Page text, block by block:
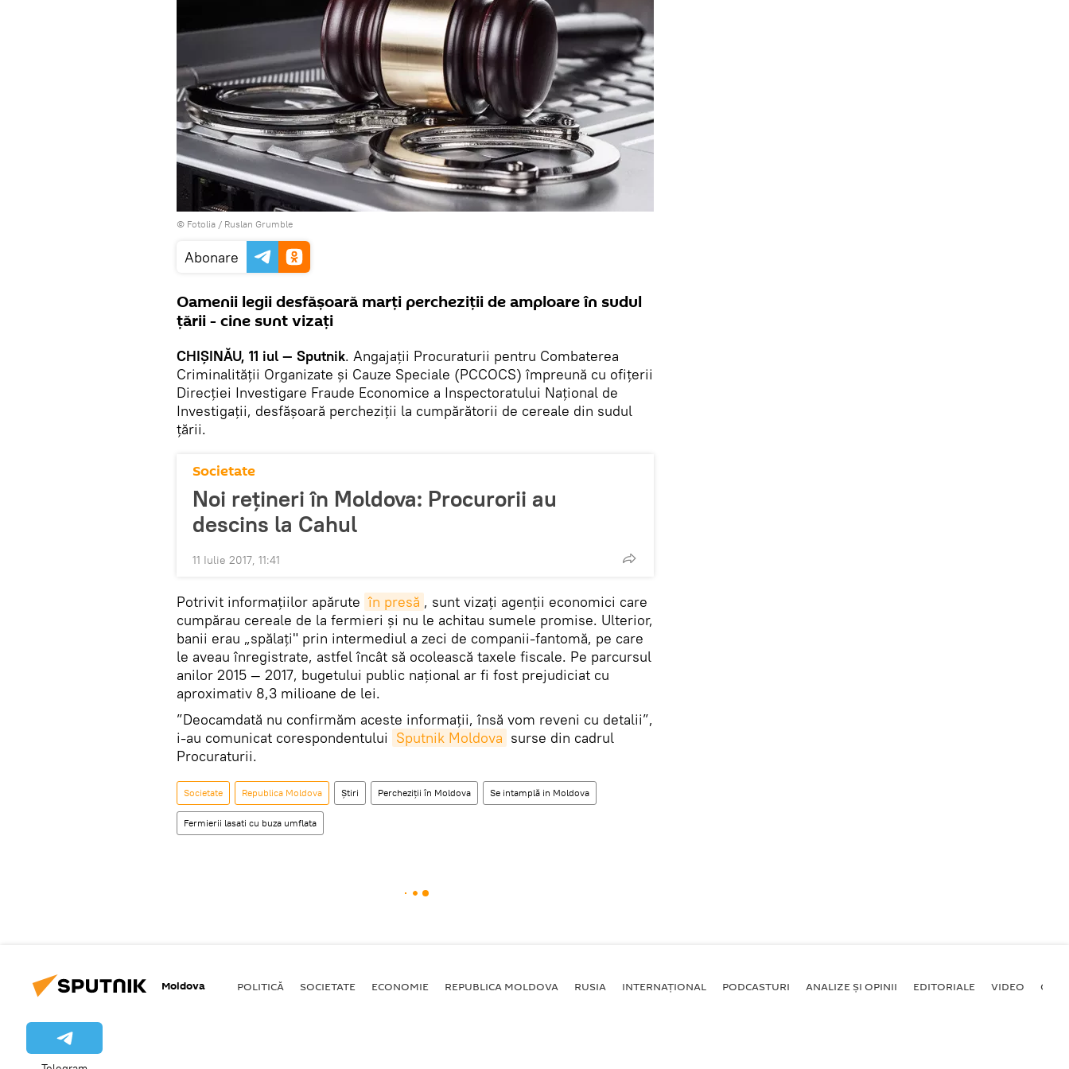
© Fotolia / Ruslan Grumble
Abonare
Oamenii legii desfășoară marți percheziții de amploare în sudul
țării - cine sunt vizați
CHIȘINĂU, 11 iul — Sputnik. Angajații Procuraturii pentru Combaterea
Criminalităţii Organizate şi Cauze Speciale (PCCOCS) împreună cu ofițerii
Direcției Investigare Fraude Economice a Inspectoratului Național de
Investigații, desfășoară percheziții la cumpărătorii de cereale din sudul
țării.
Societate
Noi rețineri în Moldova: Procurorii au
descins la Cahul
11 Iulie 2017, 11:41
Potrivit informațiilor apărute în presă , sunt vizați agenții economici care
cumpărau cereale de la fermieri și nu le achitau sumele promise. Ulterior,
banii erau „spălați" prin intermediul a zeci de companii-fantomă, pe care
le aveau înregistrate, astfel încât să ocolească taxele fiscale. Pe parcursul
anilor 2015 — 2017, bugetului public național ar fi fost prejudiciat cu
aproximativ 8,3 milioane de lei.
”Deocamdată nu confirmăm aceste informații, însă vom reveni cu detalii”,
i-au comunicat corespondentului Sputnik Moldova surse din cadrul
Procuraturii.
Societate Republica Moldova Știri Percheziții în Moldova Se intamplă in Moldova
Fermierii lasati cu buza umflata
Moldova POLITICĂ SOCIETATE ECONOMIE REPUBLICA MOLDOVA RUSIA INTERNAȚIONAL PODCASTURI ANALIZE ȘI OPINII EDITORIALE VIDEO